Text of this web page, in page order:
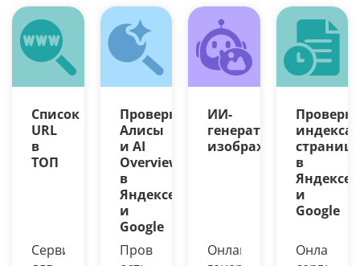
Список
URL
в
ТОП
Сервис
Проверка
Алисы
и AI
Overview
в
Яндексе
и
Google
Проверьте,
ИИ-
генератор
изображений
Онлайн-
Проверка
страниц
в
Яндексе
и
Google
Онлайн-